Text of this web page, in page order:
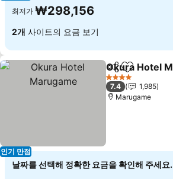
최저가 ₩298,156
2개 사이트의 요금 보기
인기 만점
공유 즐겨찾기
Okura Hotel
4 성급
7.4
1,985
Marugame
날짜를 선택해 정확한 요금을 확인해 주세요.